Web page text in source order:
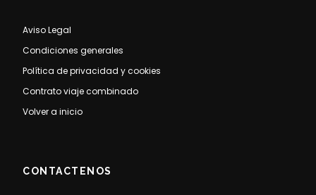
Aviso Legal
Condiciones generales
Política de privacidad y cookies
Contrato viaje combinado
Volver a inicio
CONTACTENOS